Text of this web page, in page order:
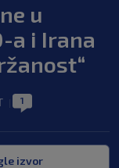
u
a i Irana
1
izvor